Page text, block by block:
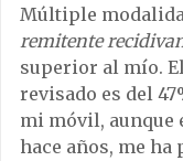
Múltiple
remitente
superior al mío.
revisado es del
mi móvil, aunque
hace años, me